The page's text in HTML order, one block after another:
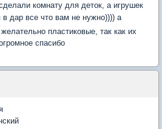
комнату для деток, а игрушек
дар все что вам не нужно)))) а
пластиковые, так как их
спасибо